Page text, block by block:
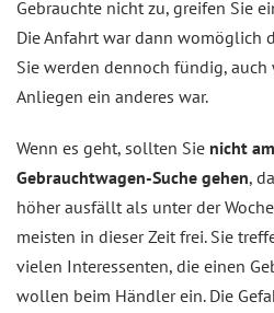
Gebrauchte nicht zu, greifen Sie
Die Anfahrt war dann womöglich
Sie werden dennoch fündig,
Anliegen ein anderes war.
Wenn es geht, sollten Sie nicht
Gebrauchtwagen-Suche gehen,
höher ausfällt als unter der
meisten in dieser Zeit frei. Sie
vielen Interessenten, die einen
wollen beim Händler ein. Die